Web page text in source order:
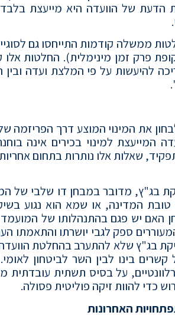
הדעת של הוועדה היא מייעצת
ממשלה קודמות התייחסו גם
פרק זמן מינימלית). החלטות
להיעשות על פי המלצת ועדה
את המינוי המוצע דרך הפריזמה
המייעצת למינוי בכירים אינה
שאלות אלו נותרות בתחום
מדובר במבחן דו שלבי של
טובת המדינה, או שמא הוא נגוע
האם יש פגם בהתנהלותו של
ספק לגבי יושרתו והתאמתו
בג"ץ שלא להתערב בהחלטת
בינו לבין השר לביטחון
על בסיס תשתית עובדתית
כדי להוות זיקה פוליטית פסולה.
האחרונות